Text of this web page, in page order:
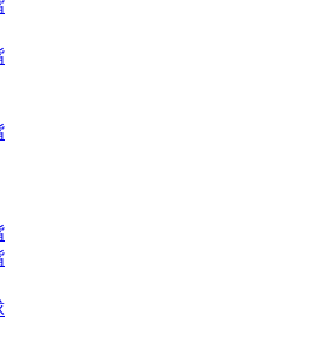
的工作原理
先进的喷射技术，将脱硝剂精确喷射
高温条件下，脱硝剂与烟气中的NOx
为无害的氮气和水蒸气。这样，水泥
，达到环保要求。